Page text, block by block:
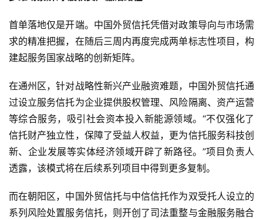
首单落地仅是开端。中国外贸信托凭借对政策导向与市场需
求的精准把握，在随后三周内再度完成两单标志性项目，构
建起服务国家战略的创新矩阵。
在通州区，针对战略性新兴产业融资难题，中国外贸信托通
过设立服务信托为企业提供股权管理、风险隔离、资产运营
等综合服务，吸引社会资本投入新能源领域。“不仅强化了
信托财产独立性，保障了受益人权益，更为信托服务科技创
新、企业发展等实体经济领域开辟了新路径。”项目负责人
透露，该模式将在后续系列项目中得到更多复制。
而在朝阳区，中国外贸信托与中信信托作为双受托人设立的
系列风险处置服务信托，则开创了司法重整与金融服务融合